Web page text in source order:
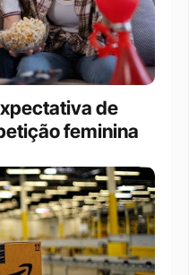
de
feminina